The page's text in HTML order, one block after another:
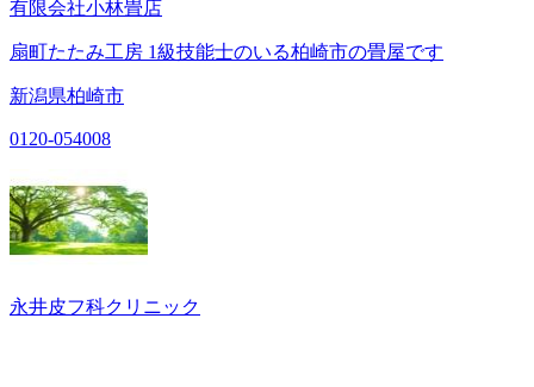
有限会社小林畳店
扇町たたみ工房 1級技能士のいる柏崎市の畳屋です
新潟県柏崎市
0120-054008
永井皮フ科クリニック